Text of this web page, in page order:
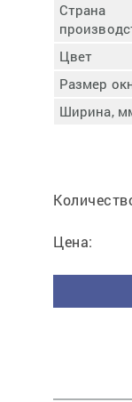
Страна
Цвет
Размер
Ширина,
Цена: